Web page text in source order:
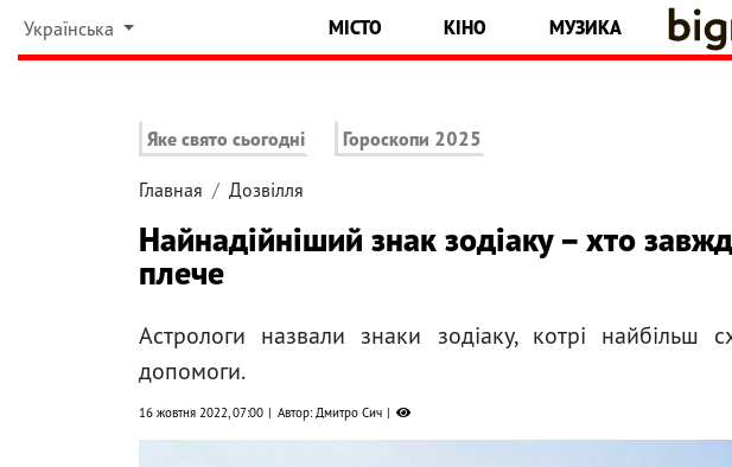
Українська МІСТО КІНО МУЗИКА
Яке свято сьогодні Гороскопи 2025
Главная Дозвілля
Найнадійніший знак зодіаку – хто
плече
Астрологи назвали знаки зодіаку, котрі найбільш
допомоги.
16 жовтня 2022, 07:00 Автор: Дмитро Сич